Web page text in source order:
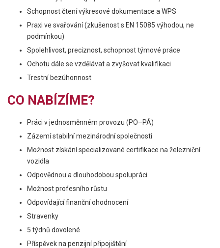
Schopnost čtení výkresové dokumentace a WPS
Praxi ve svařování (zkušenost s EN 15085 výhodou, ne
podmínkou)
Spolehlivost, preciznost, schopnost týmové práce
Ochotu dále se vzdělávat a zvyšovat kvalifikaci
Trestní bezúhonnost
CO NABÍZÍME?
Práci v jednosměnném provozu (PO–PÁ)
Zázemí stabilní mezinárodní společnosti
Možnost získání specializované certifikace na železniční
vozidla
Odpovědnou a dlouhodobou spolupráci
Možnost profesního růstu
Odpovídající finanční ohodnocení
Stravenky
5 týdnů dovolené
Příspěvek na penzijní připojištění